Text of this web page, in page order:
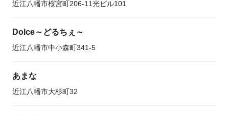
近江八幡市桜宮町206-11光ビル101
Dolce～どるちぇ～
近江八幡市中小森町341-5
あまな
近江八幡市大杉町32